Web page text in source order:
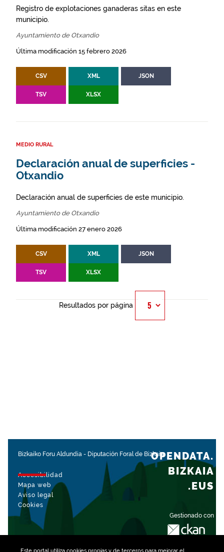
Registro de explotaciones ganaderas sitas en este
municipio.
Ayuntamiento de Otxandio
Última modificación 15 febrero 2026
CSV XML JSON
TSV XLSX
MEDIO RURAL
Declaración anual de superficies -
Otxandio
Declaración anual de superficies de este municipio.
Ayuntamiento de Otxandio
Última modificación 27 enero 2026
CSV XML JSON
TSV XLSX
Resultados por página
Bizkaiko Foru Aldundia - Diputación Foral de Bizkaia
Accesibilidad
Mapa web
Aviso legal
Cookies
Gestionado con
OPENDATA.
BIZKAIA
.EUS